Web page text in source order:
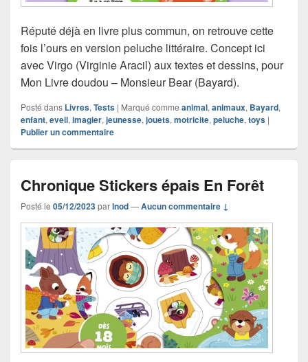
Réputé déjà en livre plus commun, on retrouve cette
fois l’ours en version peluche littéraire. Concept ici
avec Virgo (Virginie Aracil) aux textes et dessins, pour
Mon Livre doudou – Monsieur Bear (Bayard).
Posté dans Livres, Tests | Marqué comme animal, animaux, Bayard,
enfant, eveil, imagier, jeunesse, jouets, motricite, peluche, toys |
Publier un commentaire
Chronique Stickers épais En Forêt
Posté le 05/12/2023parInod—Aucun commentaire ↓